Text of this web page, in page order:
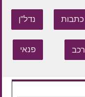
כתבות נדל"ן
רכב פנאי